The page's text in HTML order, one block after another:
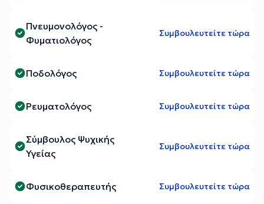
Πνευμονολόγος -
Φυματιολόγος
Συμβουλευτείτε τώρα
Ποδολόγος Συμβουλευτείτε τώρα
Ρευματολόγος Συμβουλευτείτε τώρα
Σύμβουλος Ψυχικής
Υγείας
Συμβουλευτείτε τώρα
Φυσικοθεραπευτής Συμβουλευτείτε τώρα